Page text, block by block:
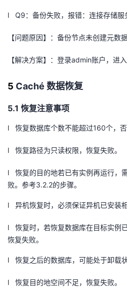
l Q9：备份失败，报错：连接存储服
【问题原因】：备份节点未创建元数据
【解决方案】：登录admin账户，进
5 Caché 数据恢复
5.1 恢复注意事项
l 恢复数据库个数不能超过160个，
l 恢复路径为只读权限，恢复失败。
l 恢复的目的地若已有实例再运行，
败。参考3.2.2的步骤。
l 异机恢复时，必须保证异机已安装
l 恢复时，若恢复数据库在目标实例
恢复失败。
l 恢复之后的数据库，可能处于卸载
l 恢复目的地空间不足，恢复失败。